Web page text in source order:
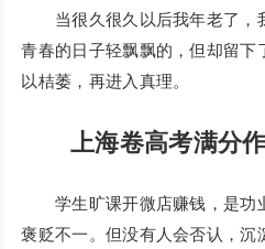
当很久很久以后我年老了，
青春的日子轻飘飘的，但却留下
以桔萎，再进入真理。
上海卷高考满分作
学生旷课开微店赚钱，是功
褒贬不一。但没有人会否认，沉